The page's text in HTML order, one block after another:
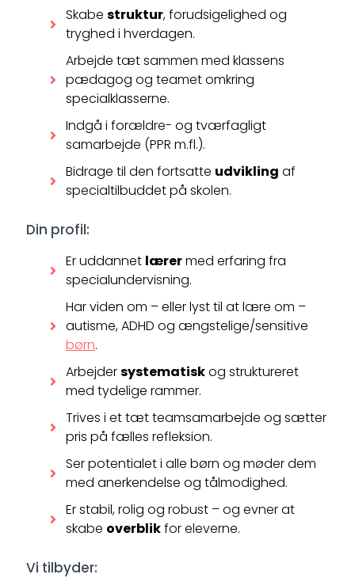
Skabe struktur, forudsigelighed og
tryghed i hverdagen.
Arbejde tæt sammen med klassens
pædagog og teamet omkring
specialklasserne.
Indgå i forældre­- og tværfagligt
samarbejde (PPR m.fl.).
Bidrage til den fortsatte udvikling af
specialtilbuddet på skolen.
Din profil:
Er uddannet lærermed erfaring fra
specialundervisning.
Har viden om – eller lyst til at lære om –
autisme, ADHD og ængstelige/sensitive
børn.
Arbejdersystematiskog struktureret
med tydelige rammer.
Trives i et tæt teamsamarbejde og sætter
pris på fælles refleksion.
Ser potentialet i alle børn og møder dem
med anerkendelse og tålmodighed.
Er stabil, rolig og robust – og evner at
skabe overblikfor eleverne.
Vi tilbyder: